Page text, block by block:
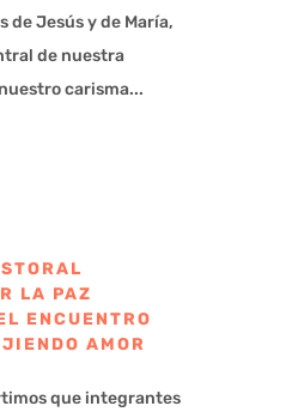
de Jesús y de María,
de nuestra
carisma...
LA PAZ
ENCUENTRO
AMOR
que integrantes